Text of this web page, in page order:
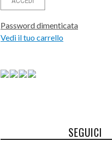
Password dimenticata
Vedi il tuo carrello
SEGUICI